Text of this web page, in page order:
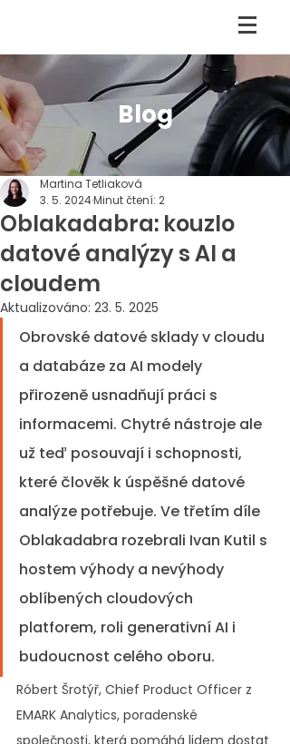
Blog
Oblakadabra: kouzlo
datové analýzy s AI a
cloudem
Martina Tetliaková
3. 5. 2024Minut čtení: 2
Aktualizováno: 23. 5. 2025
Obrovské datové sklady v cloudu
a databáze za AI modely
přirozeně usnadňují práci s
informacemi. Chytré nástroje ale
už teď posouvají i schopnosti,
které člověk k úspěšné datové
analýze potřebuje. Ve třetím díle
Oblakadabra rozebrali Ivan Kutil s
hostem výhody a nevýhody
oblíbených cloudových
platforem, roli generativní AI i
budoucnost celého oboru.
Róbert Šrotýř, Chief Product Officer z
EMARK Analytics, poradenské
společnosti, která pomáhá lidem dostat